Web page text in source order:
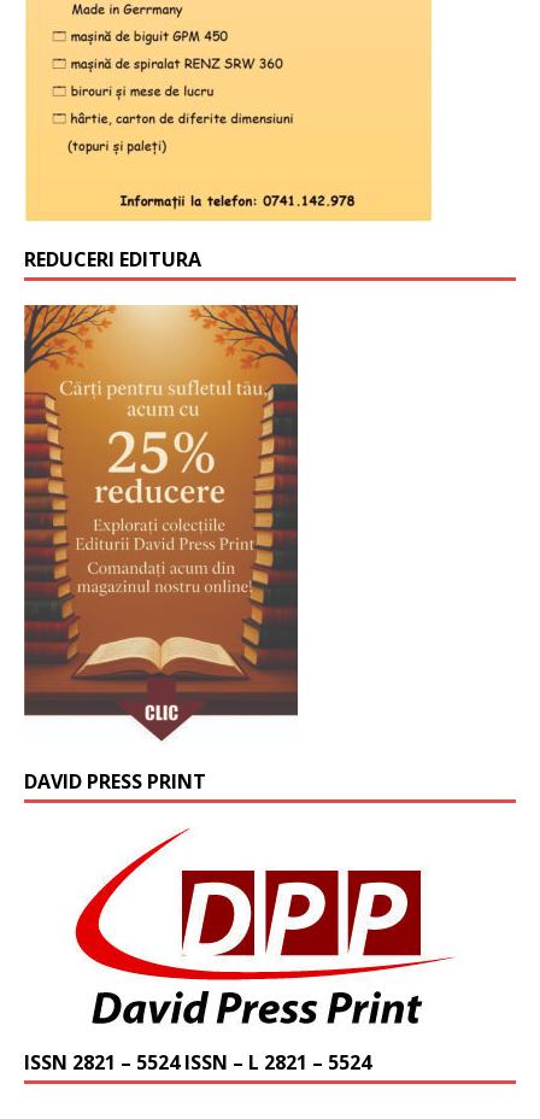
REDUCERI EDITURA
DAVID PRESS PRINT
ISSN 2821 – 5524 ISSN – L 2821 – 5524